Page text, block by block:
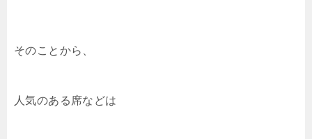
そのことから、
人気のある席などは